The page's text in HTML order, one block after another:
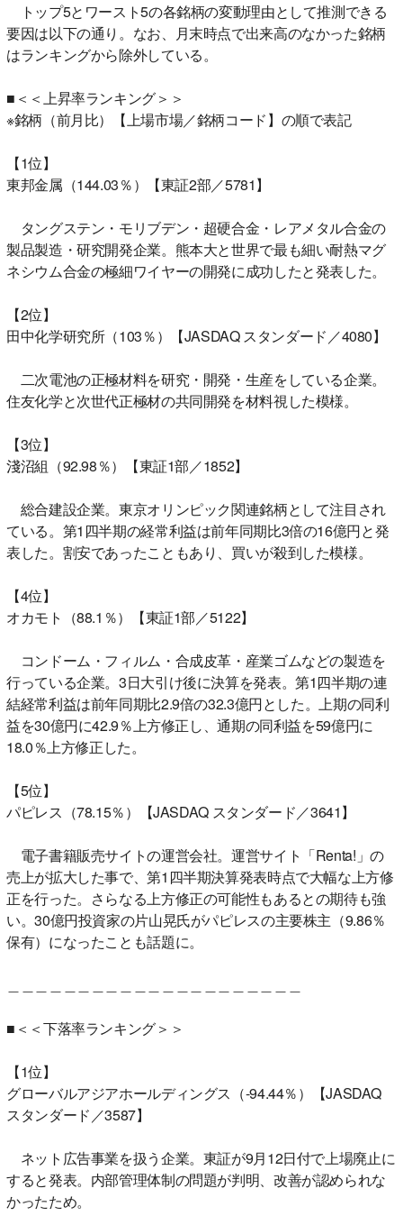
トップ5とワースト5の各銘柄の変動理由として推測できる
要因は以下の通り。なお、月末時点で出来高のなかった銘柄
はランキングから除外している。
■＜＜上昇率ランキング＞＞
※銘柄（前月比）【上場市場／銘柄コード】の順で表記
【1位】
東邦金属（144.03％）【東証2部／5781】
タングステン・モリブデン・超硬合金・レアメタル合金の
製品製造・研究開発企業。熊本大と世界で最も細い耐熱マグ
ネシウム合金の極細ワイヤーの開発に成功したと発表した。
【2位】
田中化学研究所（103％）【JASDAQ スタンダード／4080】
二次電池の正極材料を研究・開発・生産をしている企業。
住友化学と次世代正極材の共同開発を材料視した模様。
【3位】
淺沼組（92.98％）【東証1部／1852】
総合建設企業。東京オリンピック関連銘柄として注目され
ている。第1四半期の経常利益は前年同期比3倍の16億円と発
表した。割安であったこともあり、買いが殺到した模様。
【4位】
オカモト（88.1％）【東証1部／5122】
コンドーム・フィルム・合成皮革・産業ゴムなどの製造を
行っている企業。3日大引け後に決算を発表。第1四半期の連
結経常利益は前年同期比2.9倍の32.3億円とした。上期の同利
益を30億円に42.9％上方修正し、通期の同利益を59億円に
18.0％上方修正した。
【5位】
パピレス（78.15％）【JASDAQ スタンダード／3641】
電子書籍販売サイトの運営会社。運営サイト「Renta!」の
売上が拡大した事で、第1四半期決算発表時点で大幅な上方修
正を行った。さらなる上方修正の可能性もあるとの期待も強
い。30億円投資家の片山晃氏がパピレスの主要株主（9.86％
保有）になったことも話題に。
■＜＜下落率ランキング＞＞
【1位】
グローバルアジアホールディングス（-94.44％）【JASDAQ
スタンダード／3587】
ネット広告事業を扱う企業。東証が9月12日付で上場廃止に
すると発表。内部管理体制の問題が判明、改善が認められな
かったため。